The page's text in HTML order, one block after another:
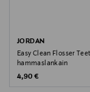
JORDAN
Easy Clean Flosser
hammaslankain
Original Price
4,90 €